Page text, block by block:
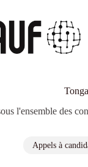
Tonga
l'ensemble des
Appels à